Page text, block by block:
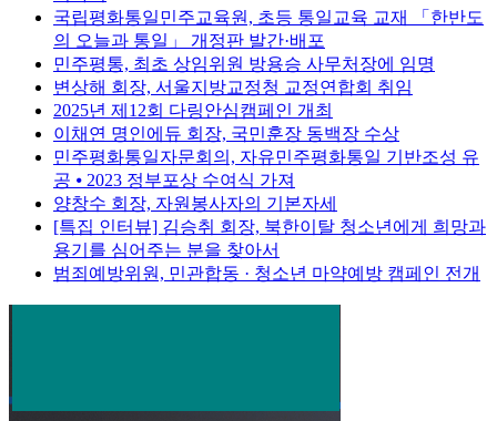
국립평화통일민주교육원, 초등 통일교육 교재 「한반도
의 오늘과 통일」 개정판 발간·배포
민주평통, 최초 상임위원 방용승 사무처장에 임명
변상해 회장, 서울지방교정청 교정연합회 취임
2025년 제12회 다링안심캠페인 개최
이채연 명인에듀 회장, 국민훈장 동백장 수상
민주평화통일자문회의, 자유민주평화통일 기반조성 유
공 ⦁ 2023 정부포상 수여식 가져
양창수 회장, 자원봉사자의 기본자세
[특집 인터뷰] 김승취 회장, 북한이탈 청소년에게 희망과
용기를 심어주는 분을 찾아서
범죄예방위원, 민관합동 · 청소년 마약예방 캠페인 전개